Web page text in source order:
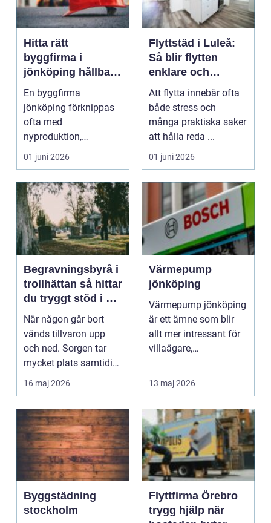
Hitta rätt
byggfirma i
jönköping hållbart,
tryckt och
genomtänkt
byggande
En byggfirma
jönköping förknippas
ofta med
nyproduktion,
renovering och
tillbyggnader. Men allt
fler...
01 juni 2026
Flyttstäd i Luleå:
Så blir flytten
enklare och
tryggare
Att flytta innebär ofta
både stress och
många praktiska saker
att hålla reda ...
01 juni 2026
Begravningsbyrå i
trollhättan så hittar
du tryggt stöd i en
svår tid
När någon går bort
vänds tillvaron upp
och ned. Sorgen tar
mycket plats samtidigt
som många praktisk...
16 maj 2026
Värmepump
jönköping
Värmepump jönköping
är ett ämne som blir
allt mer intressant för
villaägare,
...
13 maj 2026
Byggstädning
stockholm
Flyttfirma Örebro
trygg hjälp när